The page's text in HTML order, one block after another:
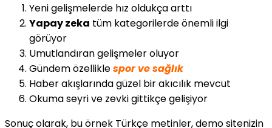
Yeni gelişmelerde hız oldukça arttı
Yapay zeka tüm kategorilerde önemli ilgi
görüyor
Umutlandıran gelişmeler oluyor
Gündem özelliklespor ve sağlık
Haber akışlarında güzel bir akıcılık mevcut
Okuma seyri ve zevki gittikçe gelişiyor
Sonuç olarak, bu örnek Türkçe metinler, demo sitenizin